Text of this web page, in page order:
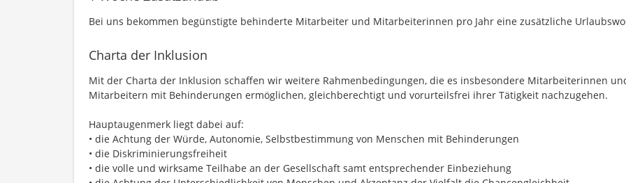
Bei uns bekommen begünstigte behinderte Mitarbeiter und Mitarbeiterinnen pro Jahr eine zusätzliche
Charta der Inklusion
Mit der Charta der Inklusion schaffen wir weitere Rahmenbedingungen, die es insbesondere Mitarbeiterinnen
Mitarbeitern mit Behinderungen ermöglichen, gleichberechtigt und vorurteilsfrei ihrer Tätigkeit nachzugehen.
Hauptaugenmerk liegt dabei auf:
• die Achtung der Würde, Autonomie, Selbstbestimmung von Menschen mit Behinderungen
• die Diskriminierungsfreiheit
• die volle und wirksame Teilhabe an der Gesellschaft samt entsprechender Einbeziehung